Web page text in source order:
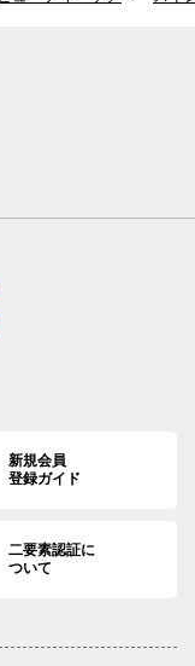
新規会員
登録ガイド
二要素認証に
ついて